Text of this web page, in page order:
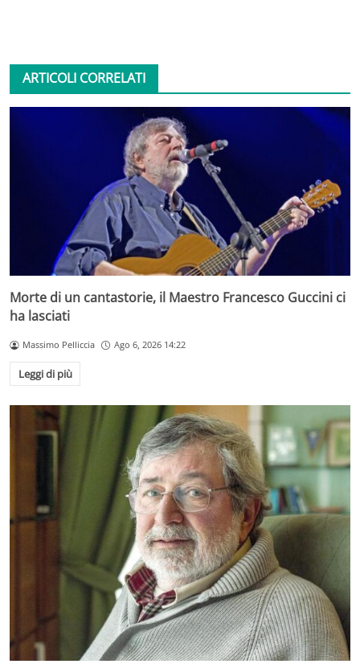
ARTICOLI CORRELATI
Morte di un cantastorie, il Maestro Francesco Guccini ci
ha lasciati
Massimo Pelliccia Ago 6, 2026 14:22
Leggi di più